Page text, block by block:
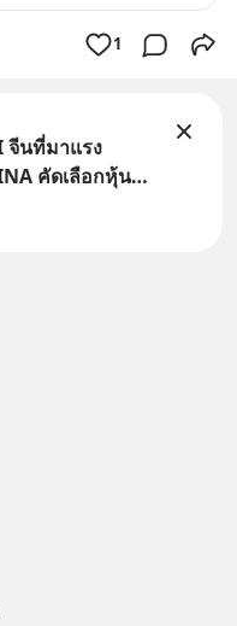
1
จีนที่มาแรง
คัดเลือกหุ้น
งทุน.. ครอบคลุม